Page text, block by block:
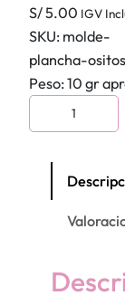
S/5.00 IGV
SKU: molde-
plancha-
Peso: 10 gr
o